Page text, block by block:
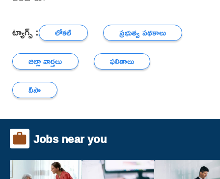
ట్యాగ్స్ : లోకల్
ప్రభుత్వ పథకాలు
జిల్లా వార్తలు
ఫలితాలు
వీసా
Jobs near you